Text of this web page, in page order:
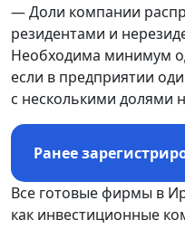
— Доли компании
резидентами и
Необходима минимум
если в предприятии
с несколькими долями
Ранее
Все готовые фирмы в
как инвестиционные